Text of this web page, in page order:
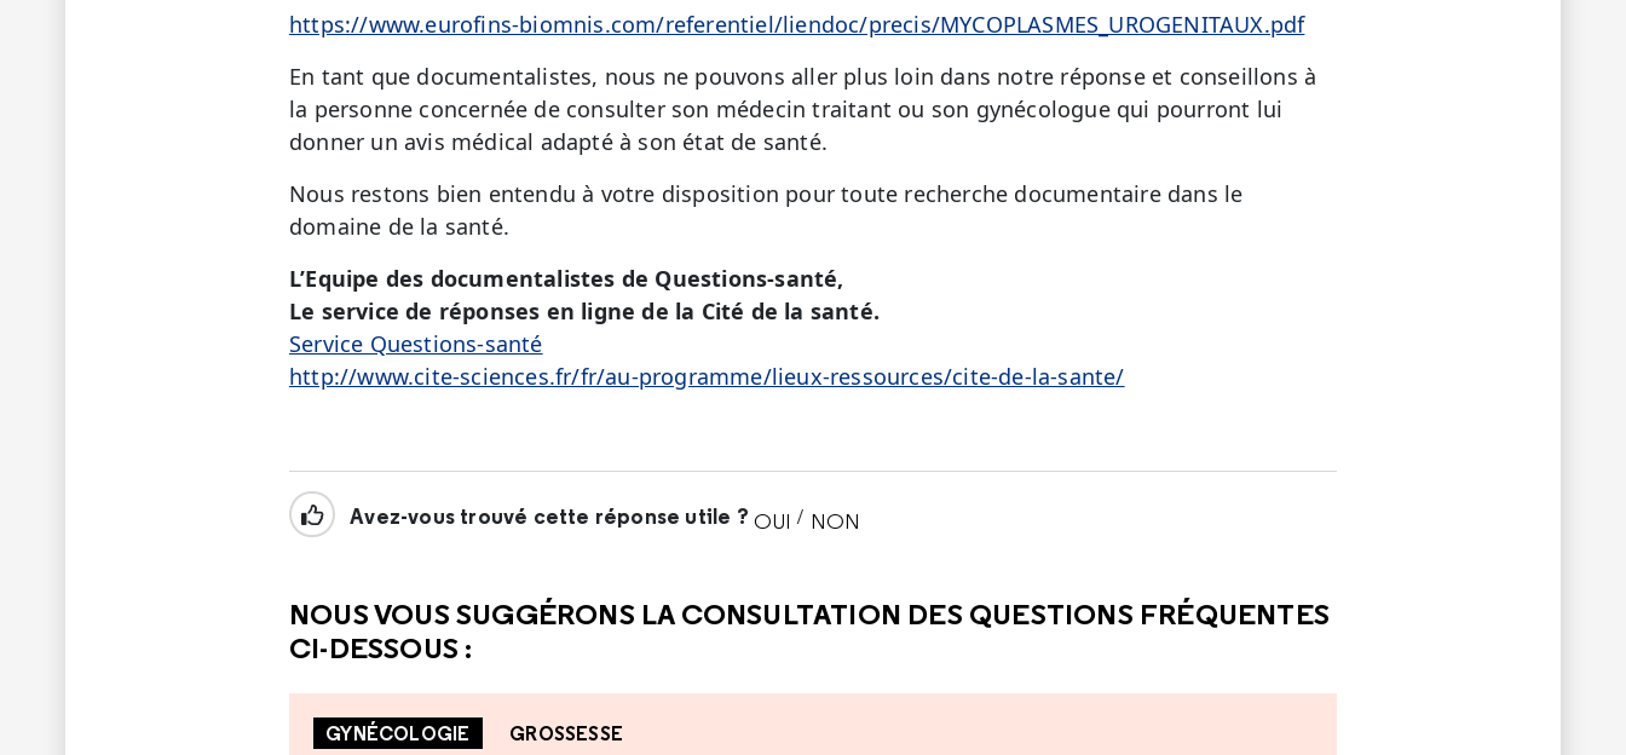
https://www.eurofins-biomnis.com/referentiel/liendoc/precis/MYCOPLASMES_UROGENITAUX.pdf
En tant que documentalistes, nous ne pouvons aller plus loin dans notre réponse et conseillons à
la personne concernée de consulter son médecin traitant ou son gynécologue qui pourront lui
donner un avis médical adapté à son état de santé.
Nous restons bien entendu à votre disposition pour toute recherche documentaire dans le
domaine de la santé.
L’Equipe des documentalistes de Questions-santé,
Le service de réponses en ligne de la Cité de la santé.
Service Questions-santé
http://www.cite-sciences.fr/fr/au-programme/lieux-ressources/cite-de-la-sante/
Avez-vous trouvé cette réponse utile ? OUI / NON
NOUS VOUS SUGGÉRONS LA CONSULTATION DES QUESTIONS FRÉQUENTES
CI-DESSOUS :
GYNÉCOLOGIE GROSSESSE